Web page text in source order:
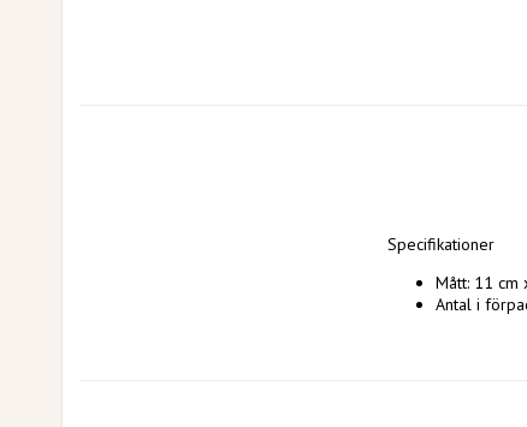
Specifikationer
Mått: 11 cm
Antal i